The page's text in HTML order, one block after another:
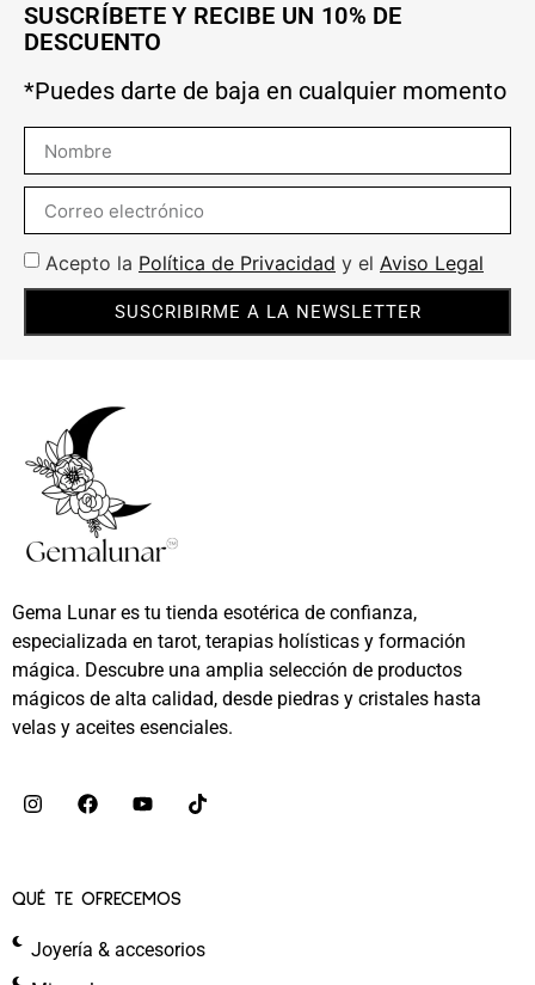
SUSCRÍBETE Y RECIBE UN 10% DE
DESCUENTO
*Puedes darte de baja en cualquier momento
Acepto la Política de Privacidad y el Aviso Legal
SUSCRIBIRME A LA NEWSLETTER
Gema Lunar es tu tienda esotérica de confianza,
especializada en tarot, terapias holísticas y formación
mágica. Descubre una amplia selección de productos
mágicos de alta calidad, desde piedras y cristales hasta
velas y aceites esenciales.
QUÉ TE OFRECEMOS
Joyería & accesorios